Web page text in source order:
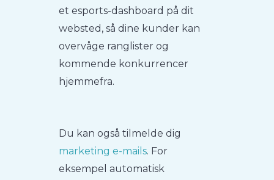
et esports-dashboard på dit
websted, så dine kunder kan
overvåge ranglister og
kommende konkurrencer
hjemmefra.
Du kan også tilmelde dig
marketing e-mails. For
eksempel automatisk